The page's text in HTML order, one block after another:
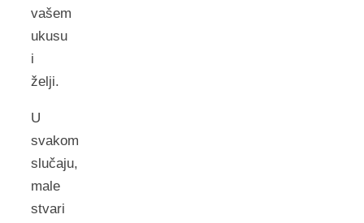
vašem
ukusu
i
želji.
U
svakom
slučaju,
male
stvari